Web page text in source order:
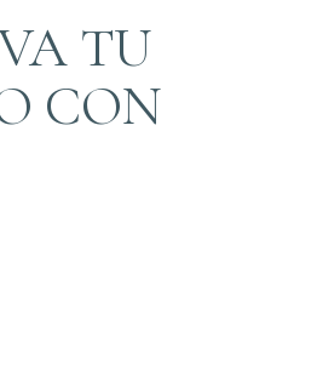
TU
CON